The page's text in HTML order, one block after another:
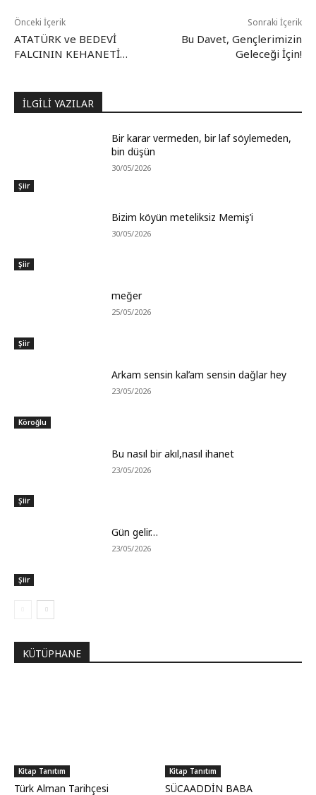
Önceki İçerik
ATATÜRK ve BEDEVİ
FALCININ KEHANETİ…
Sonraki İçerik
Bu Davet, Gençlerimizin
Geleceği İçin!
İLGİLİ YAZILAR
Şiir
Bir karar vermeden, bir laf söylemeden,
bin düşün
30/05/2026
Şiir
Bizim köyün meteliksiz Memiş’i
30/05/2026
Şiir
meğer
25/05/2026
Köroğlu
Arkam sensin kal’am sensin dağlar hey
23/05/2026
Şiir
Bu nasıl bir akıl,nasıl ihanet
23/05/2026
Şiir
Gün gelir…
23/05/2026
KÜTÜPHANE
Kitap Tanıtım
Türk Alman Tarihçesi
Kitap Tanıtım
SÜCAADDİN BABA